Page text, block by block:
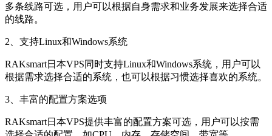
多条线路可选，用户可以根据自身需求和业务发展来选择合适
的线路。
2、支持Linux和Windows系统
RAKsmart日本VPS同时支持Linux和Windows系统，用户可以
根据需求选择合适的系统，也可以根据习惯选择喜欢的系统。
3、丰富的配置方案选项
RAKsmart日本VPS提供丰富的配置方案可选，用户可以按需